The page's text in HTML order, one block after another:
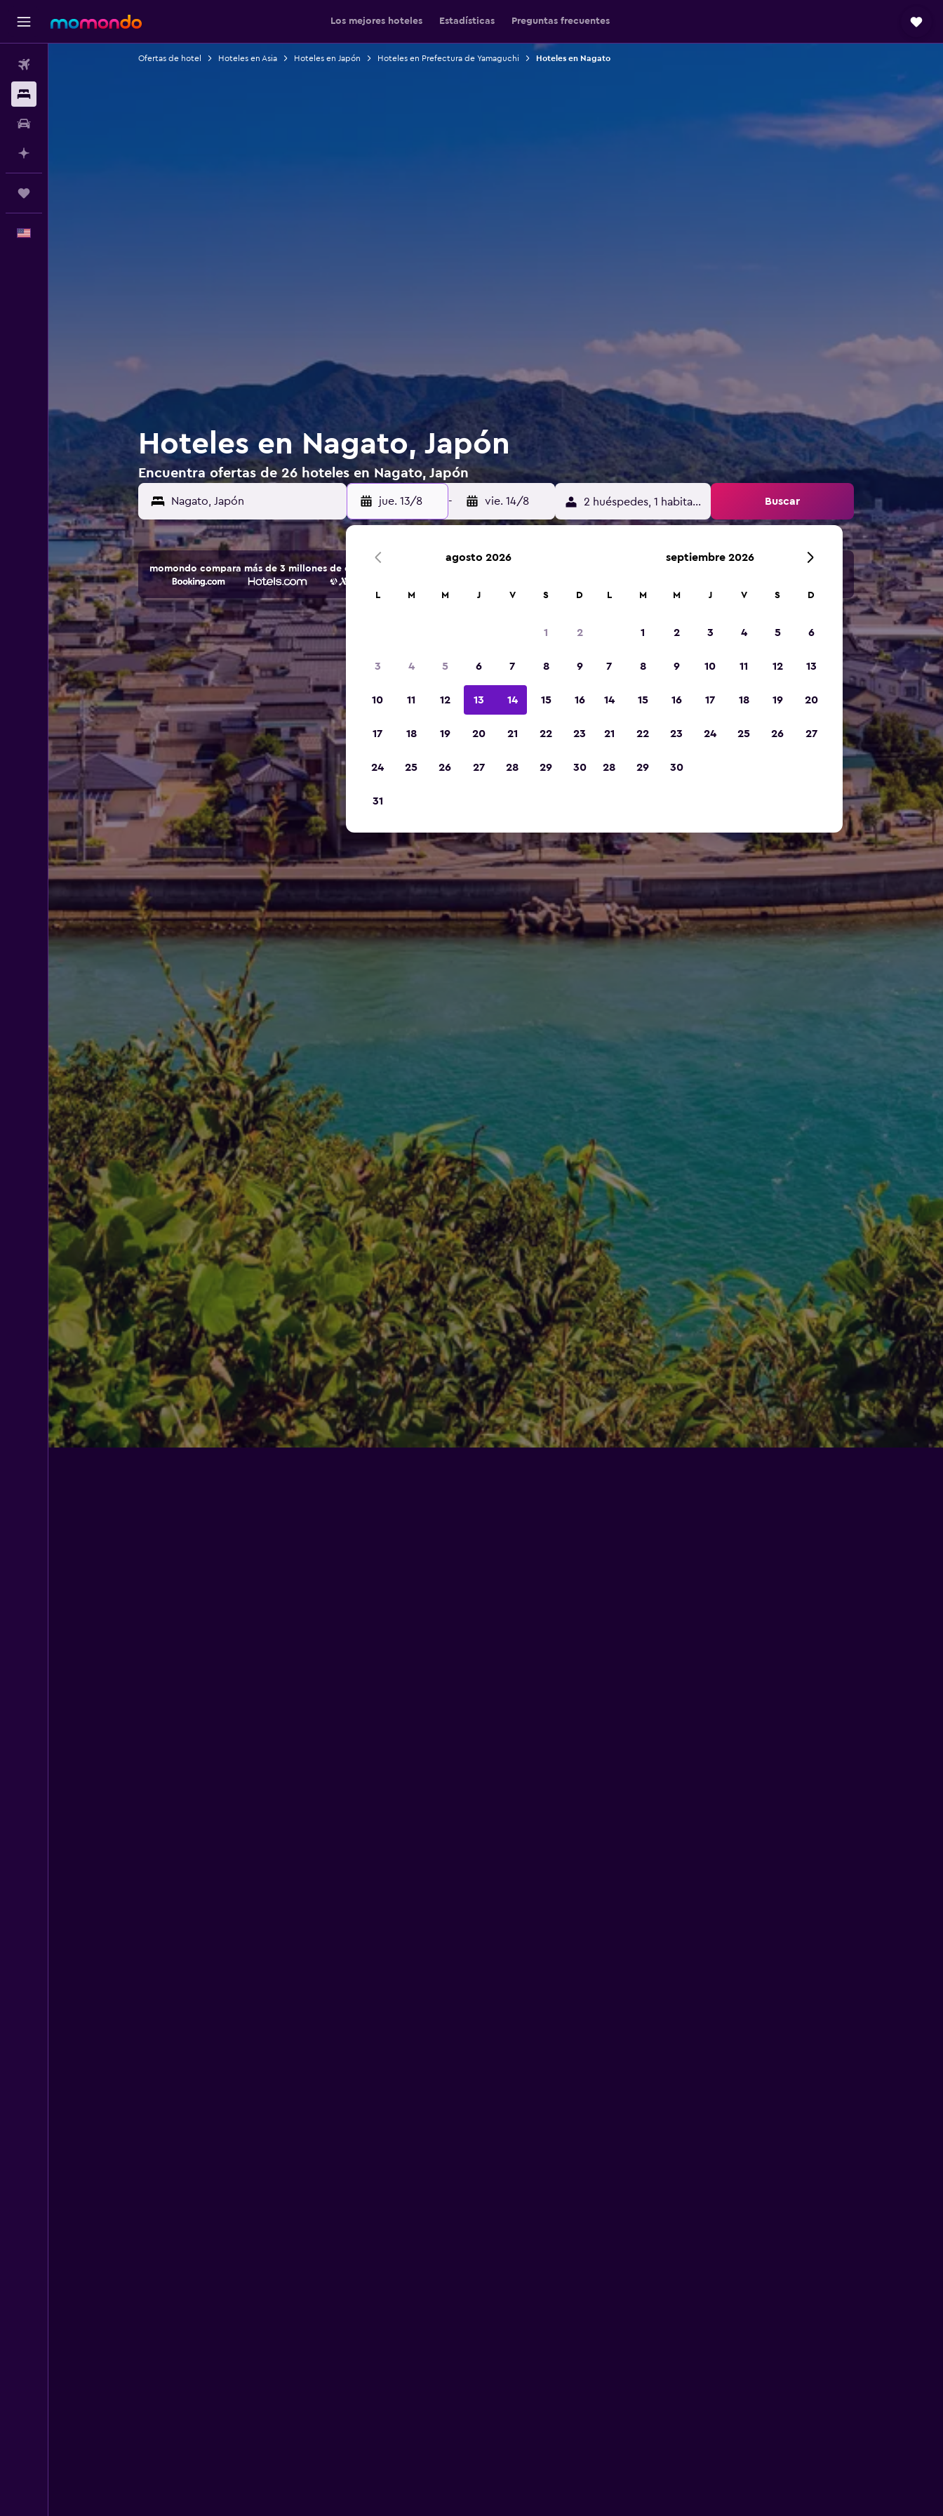
Los mejores hoteles Estadísticas Preguntas frecuentes
Ofertas de hotel Hoteles en Asia Hoteles en Japón Hoteles en Prefectura de Yamaguchi Hoteles en Nagato
Hoteles en Nagato, Japón
Encuentra ofertas de 26 hoteles en Nagato, Japón
jue. 13/8 - vie. 14/8 2 huéspedes, 1 habitación Buscar
momondo compara más de 3 millones de opciones de hoteles y alojamientos.
agosto 2026
L M M J V S D
1 2
3 4 5 6 7 8 9
10 11 12 13 14 15 16
17 18 19 20 21 22 23
24 25 26 27 28 29 30
31
septiembre 2026
L M M J V S D
1 2 3 4 5 6
7 8 9 10 11 12 13
14 15 16 17 18 19 20
21 22 23 24 25 26 27
28 29 30